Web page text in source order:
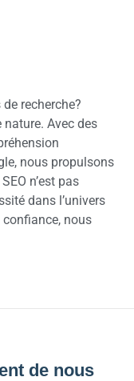
recherche?
nature. Avec des
nous propulsons
n’est pas
dans l’univers
confiance, nous
de nous